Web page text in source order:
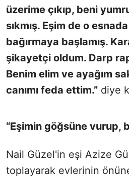
üzerime çıkıp, beni
sıkmış. Eşim de o
bağırmaya başlamış.
şikayetçi oldum. Darp
Benim elim ve ayağım
canımı feda ettim.” diye
“Eşimin göğsüne vurup,
Nail Güzel'in eşi Azize
toplayarak evlerinin